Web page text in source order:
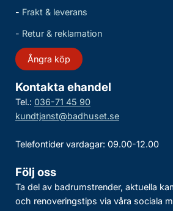
- Frakt & leverans
- Retur & reklamation
Ångra köp
Kontakta ehandel
Tel.: 036-71 45 90
kundtjanst@badhuset.se
Telefontider vardagar: 09.00-12.00
Följ oss
Ta del av badrumstrender, aktuella
och renoveringstips via våra sociala